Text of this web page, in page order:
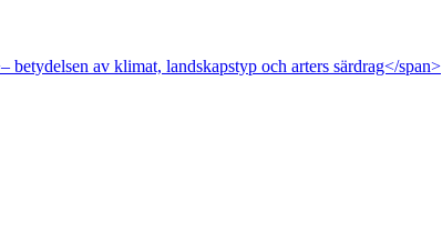
av klimat, landskapstyp och arters särdrag</span>